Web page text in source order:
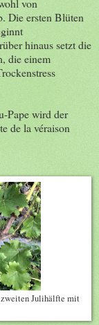
von
Die ersten Blüten
hinaus setzt die
die einem
Pape wird der
de la véraison
zweiten Julihälfte mit